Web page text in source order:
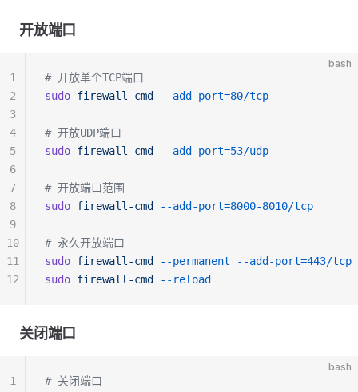
开放端口
bash
# 开放单个TCP端口
sudo firewall-cmd --add-port=80/tcp
# 开放UDP端口
sudo firewall-cmd --add-port=53/udp
# 开放端口范围
sudo firewall-cmd --add-port=8000-8010/tcp
# 永久开放端口
sudo firewall-cmd --permanent --add-port=443/tcp
sudo firewall-cmd --reload
1
2
3
4
5
6
7
8
9
10
11
12
关闭端口
bash
# 关闭端口
1